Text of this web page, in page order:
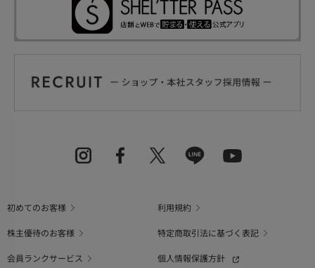
初めてのお客様
利用規約
株主優待のお客様
特定商取引法に基づく表記
会員ランクサービス
個人情報保護方針